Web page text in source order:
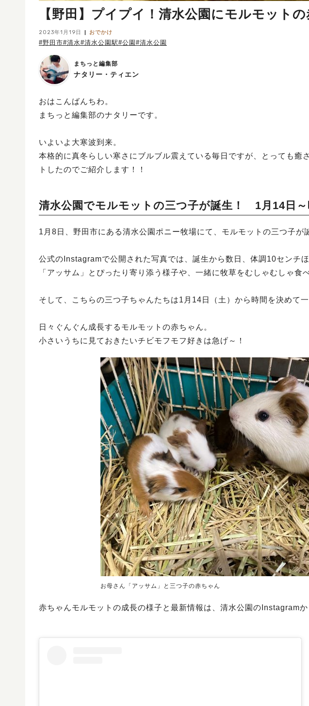
【野田】プイプイ！清水公園にモルモット
2023年1月19日 おでかけ
#野田市#清水#清水公園駅#公園 #清水公園
まちっと編集部
ナタリー・ティエン
おはこんばんちわ。
まちっと編集部のナタリーです。
いよいよ大寒波到来。
本格的に真冬らしい寒さにブルブル震えている毎日ですが、とっても癒
トしたのでご紹介します！！
清水公園でモルモットの三つ子が誕生！ 1月14日～
1月8日、野田市にある清水公園ポニー牧場にて、モルモットの三つ子が
公式のInstagramで公開された写真では、誕生から数日、体調10センチ
「アッサム」とぴったり寄り添う様子や、一緒に牧草をむしゃむしゃ食
そして、こちらの三つ子ちゃんたちは1月14日（土）から時間を決めて
日々ぐんぐん成長するモルモットの赤ちゃん。
小さいうちに見ておきたいチビモフモフ好きは急げ～！
お母さん「アッサム」と三つ子の赤ちゃん
赤ちゃんモルモットの成長の様子と最新情報は、清水公園のInstagram